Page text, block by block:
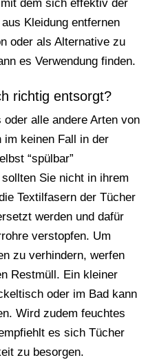
dem sich effektiv der
Kleidung entfernen
oder als Alternative zu
es Verwendung finden.
richtig entsorgt?
alle andere Arten von
im keinen Fall in der
“spülbar”
Sie nicht in ihrem
Textilfasern der Tücher
werden und dafür
verstopfen. Um
zu verhindern, werfen
Restmüll. Ein kleiner
oder im Bad kann
Wird zudem feuchtes
es sich Tücher
zu besorgen.